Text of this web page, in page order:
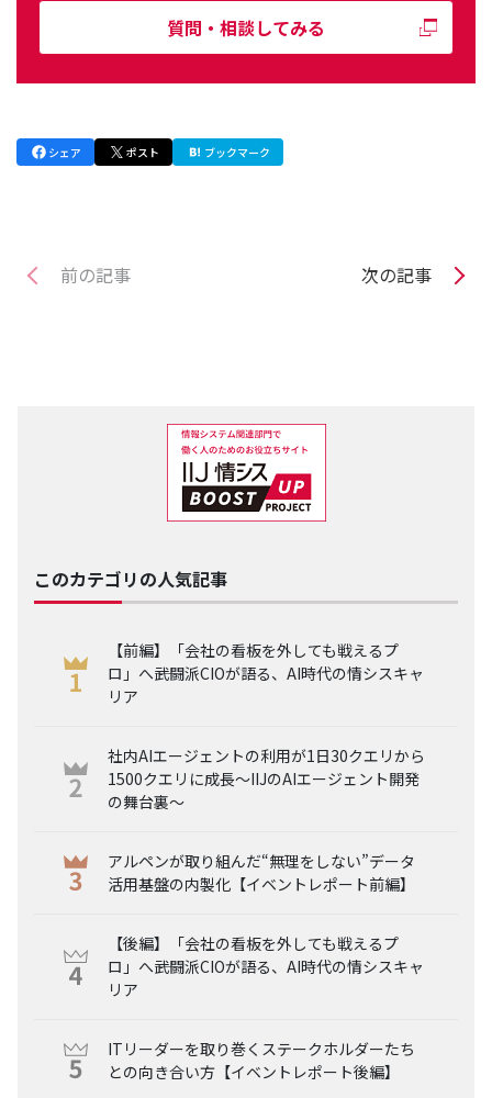
質問・相談してみる
シェア ポスト ブックマーク
前の記事 次の記事
このカテゴリの人気記事
【前編】「会社の看板を外しても戦えるプ
ロ」へ――武闘派CIOが語る、AI時代の情シスキャ
リア
社内AIエージェントの利用が1日30クエリから
1500クエリに成長～IIJのAIエージェント開発
の舞台裏～
アルペンが取り組んだ“無理をしない”データ
活用基盤の内製化【イベントレポート前編】
【後編】「会社の看板を外しても戦えるプ
ロ」へ――武闘派CIOが語る、AI時代の情シスキャ
リア
ITリーダーを取り巻くステークホルダーたち
との向き合い方【イベントレポート後編】